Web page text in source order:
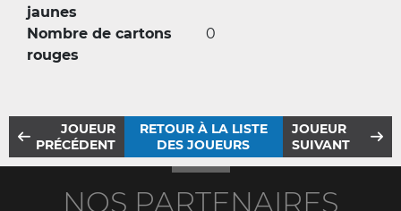
jaunes
Nombre de cartons
rouges
0
JOUEUR
PRÉCÉDENT
RETOUR À LA LISTE
DES JOUEURS
JOUEUR
SUIVANT
NOS PARTENAIRES